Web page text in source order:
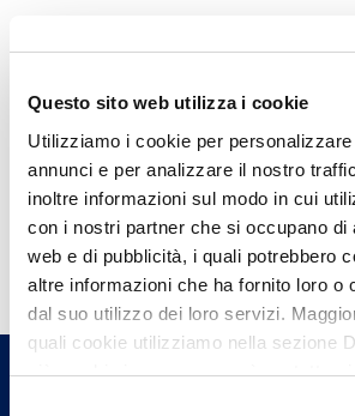
Questo sito web utilizza i cookie
Utilizziamo i cookie per
annunci e per analizzare il nostro
inoltre informazioni sul modo in cui
con i nostri partner che si occupano di
web e di pubblicità, i quali potrebbero
altre informazioni che ha fornito loro o
dal suo utilizzo dei loro servizi.
quali cookie utilizziamo nella sezione
più su chi siamo, come può
Hai bisogno di
informazioni?
Trova l'Agenzia più vicina a
un nostro Agente.